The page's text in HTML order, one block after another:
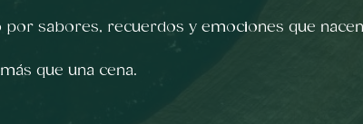
sabores, recuerdos y emociones que nacen
que una cena.